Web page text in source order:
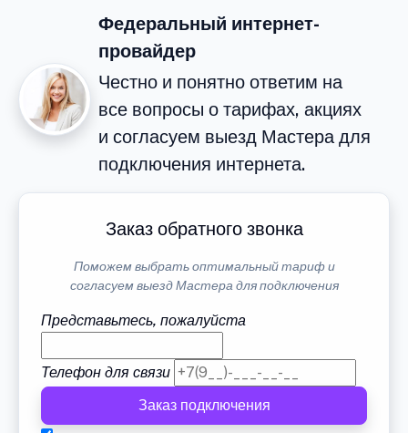
Федеральный интернет-
провайдер
Честно и понятно ответим на
все вопросы о тарифах, акциях
и согласуем выезд Мастера для
подключения интернета.
Заказ обратного звонка
Поможем выбрать оптимальный тариф и
согласуем выезд Мастера для подключения
Представьтесь, пожалуйста
Телефон для связи
Заказ подключения